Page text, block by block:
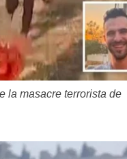
la masacre terrorista de